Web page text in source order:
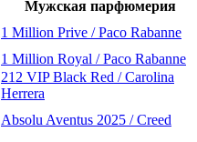
Мужская парфюмерия
1 Million Prive / Paco Rabanne
1 Million Royal / Paco Rabanne
212 VIP Black Red / Carolina
Herrera
Absolu Aventus 2025 / Creed